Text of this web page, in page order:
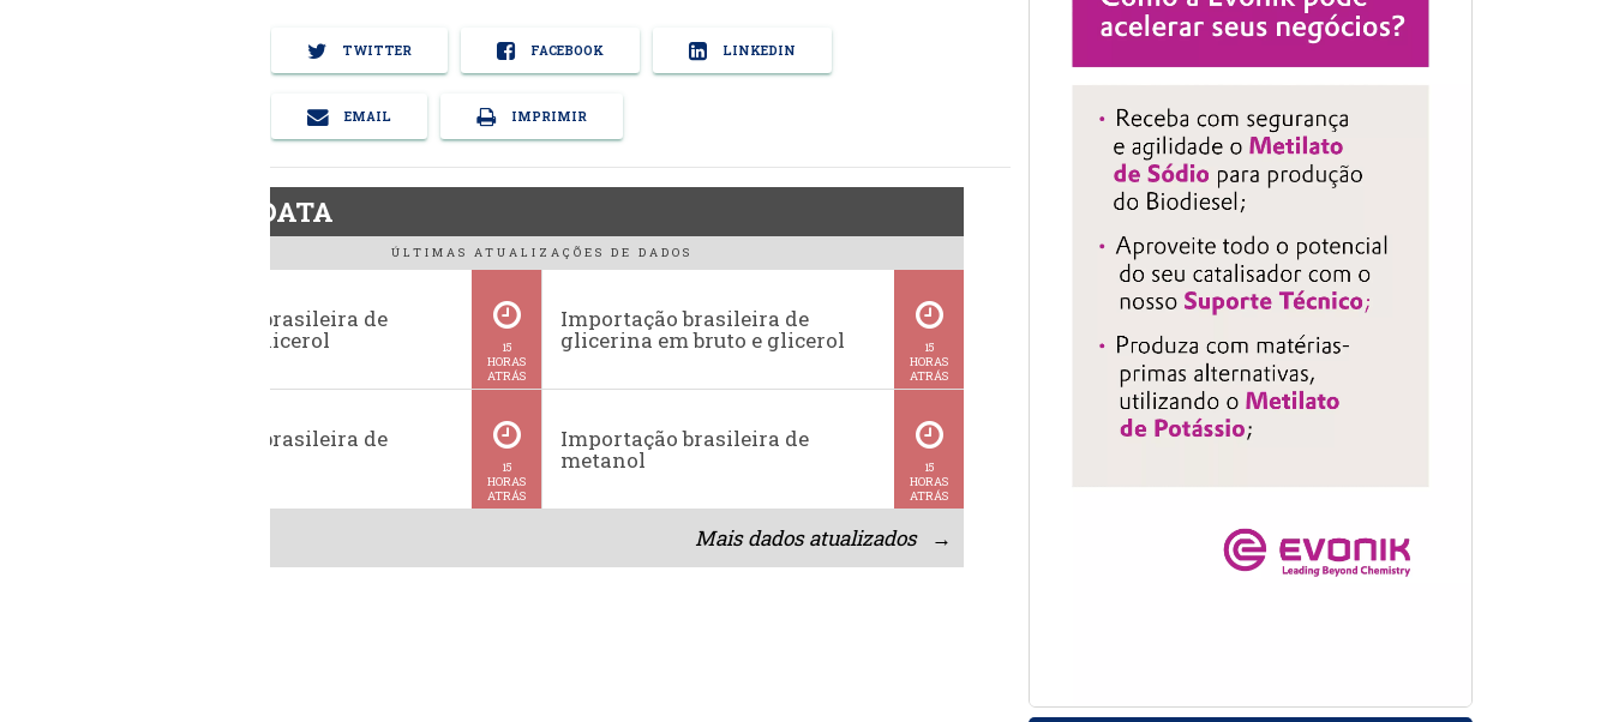
TWITTER FACEBOOK LINKEDIN
EMAIL IMPRIMIR
BiodieselDATA
ÚLTIMAS ATUALIZAÇÕES DE DADOS
Exportação brasileira de
glicerina e glicerol
15
HORAS
ATRÁS
Importação brasileira de
glicerina em bruto e glicerol
15
HORAS
ATRÁS
Exportação brasileira de
15
HORAS
ATRÁS
Importação brasileira de
metanol
15
HORAS
ATRÁS
Mais dados atualizados →